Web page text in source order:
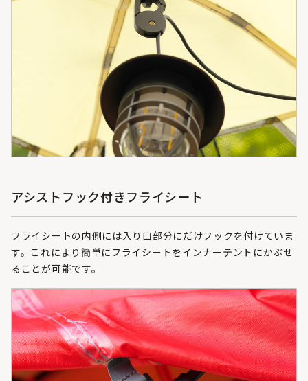
アシストフック付きフライシート
フライシートの内側には入り口部分にだけフックを付けていま
す。これにより簡単にフライシートをインナーテントにかぶせ
ることが可能です。